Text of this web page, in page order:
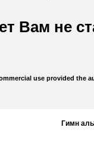
Вам не
use provided the
Гимн